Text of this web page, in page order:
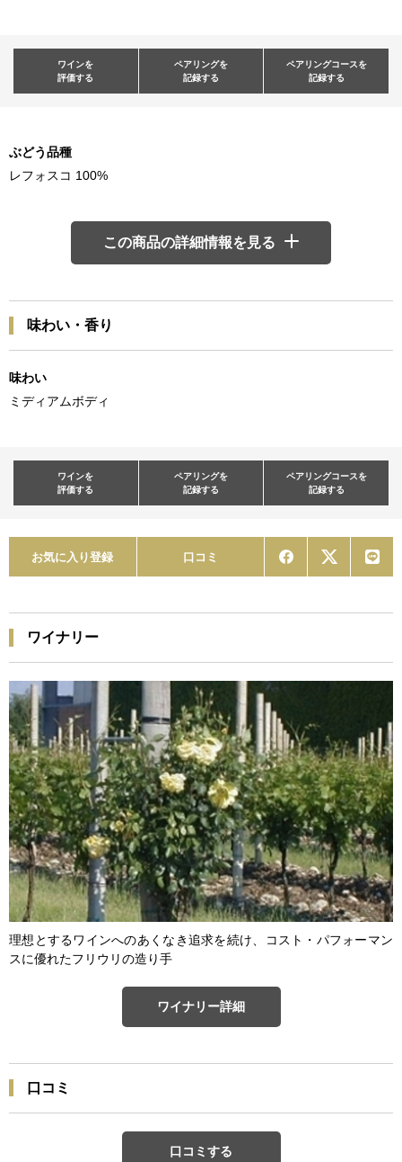
ワインを
評価する
ペアリングを
記録する
ペアリングコースを
記録する
ぶどう品種
レフォスコ 100%
この商品の詳細情報を見る
味わい・香り
味わい
ミディアムボディ
ワインを
評価する
ペアリングを
記録する
ペアリングコースを
記録する
お気に入り登録 口コミ
ワイナリー
理想とするワインへのあくなき追求を続け、コスト・パフォーマン
スに優れたフリウリの造り手
ワイナリー詳細
口コミ
口コミする